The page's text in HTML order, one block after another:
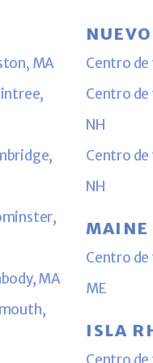
MA
MA
Centro
Centro
NH
Centro
NH
MAINE
Centro
ME
ISLA
Centro